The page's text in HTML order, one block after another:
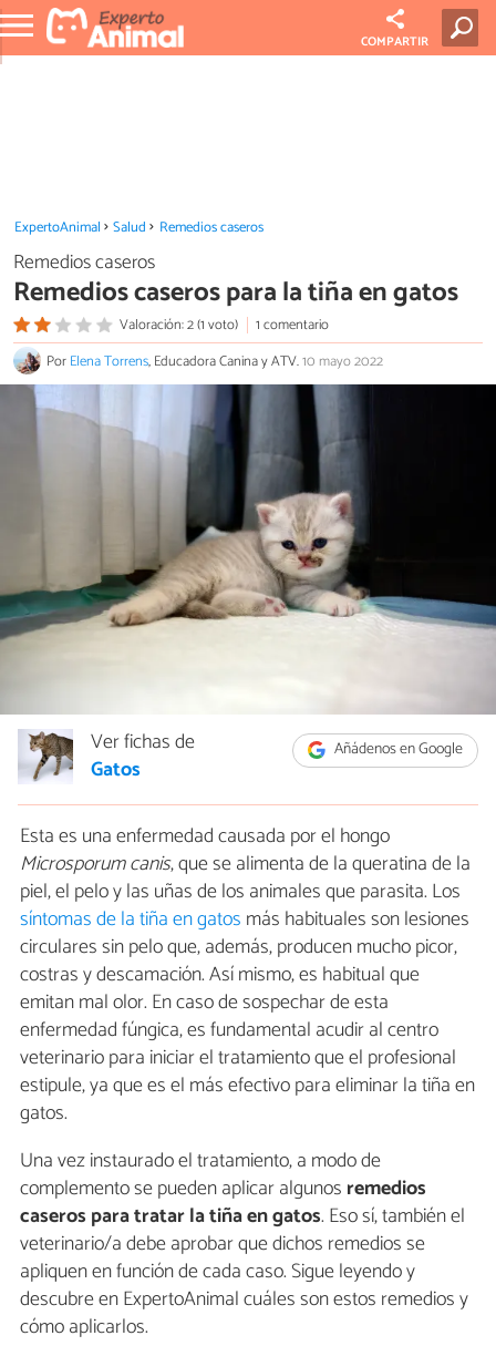
COMPARTIR
ExpertoAnimal Salud Remedios caseros
Remedios caseros
Remedios caseros para la tiña en gatos
Valoración: 2 (1 voto)
1 comentario
PorElena Torrens, Educadora Canina y ATV.10 mayo 2022
Añádenos en Google
Ver fichas de
Gatos
Esta es una enfermedad causada por el hongo
Microsporum canis, que se alimenta de la queratina de la
piel, el pelo y las uñas de los animales que parasita. Los
síntomas de la tiña en gatos más habituales son lesiones
circulares sin pelo que, además, producen mucho picor,
costras y descamación. Así mismo, es habitual que
emitan mal olor. En caso de sospechar de esta
enfermedad fúngica, es fundamental acudir al centro
veterinario para iniciar el tratamiento que el profesional
estipule, ya que es el más efectivo para eliminar la tiña en
gatos.
Una vez instaurado el tratamiento, a modo de
complemento se pueden aplicar algunos remedios
caseros para tratar la tiña en gatos. Eso sí, también el
veterinario/a debe aprobar que dichos remedios se
apliquen en función de cada caso. Sigue leyendo y
descubre en ExpertoAnimal cuáles son estos remedios y
cómo aplicarlos.